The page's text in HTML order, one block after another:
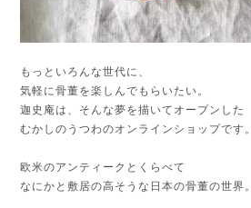
もっといろんな世代に、
気軽に骨董を楽しんでもらいたい。
迦史庵は、そんな夢を描いてオープンした
むかしのうつわのオンラインショップです。
欧米のアンティークとくらべて
なにかと敷居の高そうな日本の骨董の世界。